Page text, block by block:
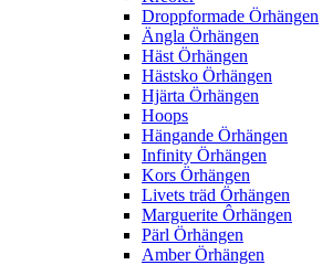
Droppformade Örhängen
Ängla Örhängen
Häst Örhängen
Hästsko Örhängen
Hjärta Örhängen
Hoops
Hängande Örhängen
Infinity Örhängen
Kors Örhängen
Livets träd Örhängen
Marguerite Ôrhängen
Pärl Örhängen
Amber Örhängen